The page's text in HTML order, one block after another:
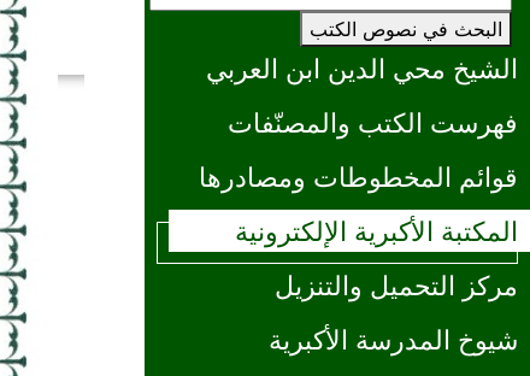
البحث في نصوص الكتب
الشيخ محي الدين ابن العربي
فهرست الكتب والمصنّفات
قوائم المخطوطات ومصادرها
المكتبة الأكبرية الإلكترونية
مركز التحميل والتنزيل
شيوخ المدرسة الأكبرية